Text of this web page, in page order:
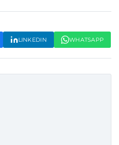
LINKEDIN WHATSAPP